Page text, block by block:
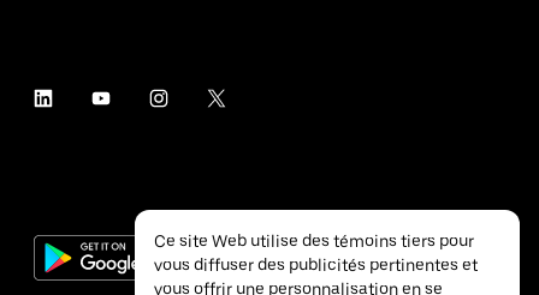
Ce site Web utilise des témoins tiers pour
vous diffuser des publicités pertinentes et
vous offrir une personnalisation en se